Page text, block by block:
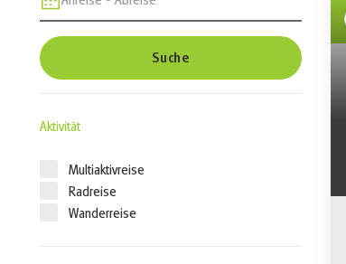
Suche
Aktivität
Multiaktivreise
Radreise
Wanderreise